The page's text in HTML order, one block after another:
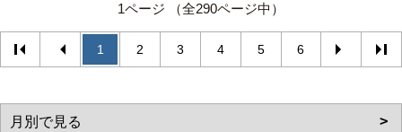
1ページ （全290ページ中）
1 2 3 4 5 6